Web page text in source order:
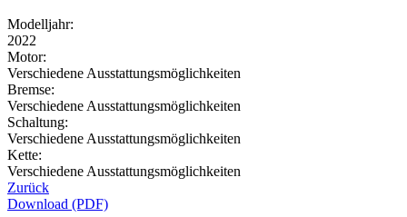
Modelljahr:
2022
Motor:
Verschiedene Ausstattungsmöglichkeiten
Bremse:
Verschiedene Ausstattungsmöglichkeiten
Schaltung:
Verschiedene Ausstattungsmöglichkeiten
Kette:
Verschiedene Ausstattungsmöglichkeiten
Zurück
Download (PDF)